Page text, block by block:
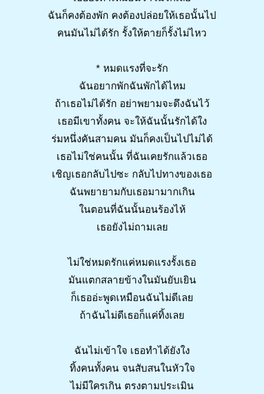
ฉันก็คงต้องพัก คงต้องปล่อยให้เธอนั้นไป
คนมันไม่ได้รัก รั้งให้ตายก็รั้งไม่ไหว
* หมดแรงที่จะรัก
ฉันอยากพักฉันพักได้ไหม
ถ้าเธอไม่ได้รัก อย่าพยามจะดึงฉันไว้
เธอมีเขาทั้งคน จะให้ฉันนั้นรักได้ใง
ร่มหนึ่งคันสามคน มันก็คงเป็นไปไม่ได้
เธอไม่ใช่คนนั้น ที่ฉันเคยรักแล้วเธอ
เชิญเธอกลับไปซะ กลับไปทางของเธอ
ฉันพยายามกับเธอมามากเกิน
ในตอนที่ฉันนั้นอนร้องไห้
เธอยังไม่ถามเลย
ไม่ใช่หมดรักแค่หมดแรงรั้งเธอ
มันแตกสลายข้างในมันยับเยิน
ก็เธออ่ะพูดเหมือนฉันไม่ดีเลย
ถ้าฉันไม่ดีเธอก็แค่ทิ้งเลย
ฉันไม่เข้าใจ เธอทำได้ยังใง
ทิ้งคนทั้งคน จนสับสนในหัวใจ
ไม่มีใครเกิน ตรงตามประเมิน